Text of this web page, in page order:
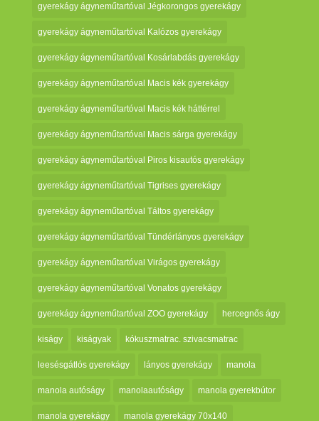
gyerekágy ágyneműtartóval Jégkorongos gyerekágy
gyerekágy ágyneműtartóval Kalózos gyerekágy
gyerekágy ágyneműtartóval Kosárlabdás gyerekágy
gyerekágy ágyneműtartóval Macis kék gyerekágy
gyerekágy ágyneműtartóval Macis kék háttérrel
gyerekágy ágyneműtartóval Macis sárga gyerekágy
gyerekágy ágyneműtartóval Piros kisautós gyerekágy
gyerekágy ágyneműtartóval Tigrises gyerekágy
gyerekágy ágyneműtartóval Táltos gyerekágy
gyerekágy ágyneműtartóval Tündérlányos gyerekágy
gyerekágy ágyneműtartóval Virágos gyerekágy
gyerekágy ágyneműtartóval Vonatos gyerekágy
gyerekágy ágyneműtartóval ZOO gyerekágy hercegnős ágy
kiságy kiságyak kókuszmatrac. szivacsmatrac
leesésgátlós gyerekágy lányos gyerekágy manola
manola autóságy manolaautóságy manola gyerekbútor
manola gyerekágy manola gyerekágy 70x140